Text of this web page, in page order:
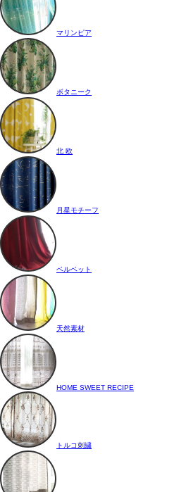
マリンピア
ボタニーク
北 欧
月星モチーフ
ベルベット
天然素材
HOME SWEET RECIPE
トルコ刺繍